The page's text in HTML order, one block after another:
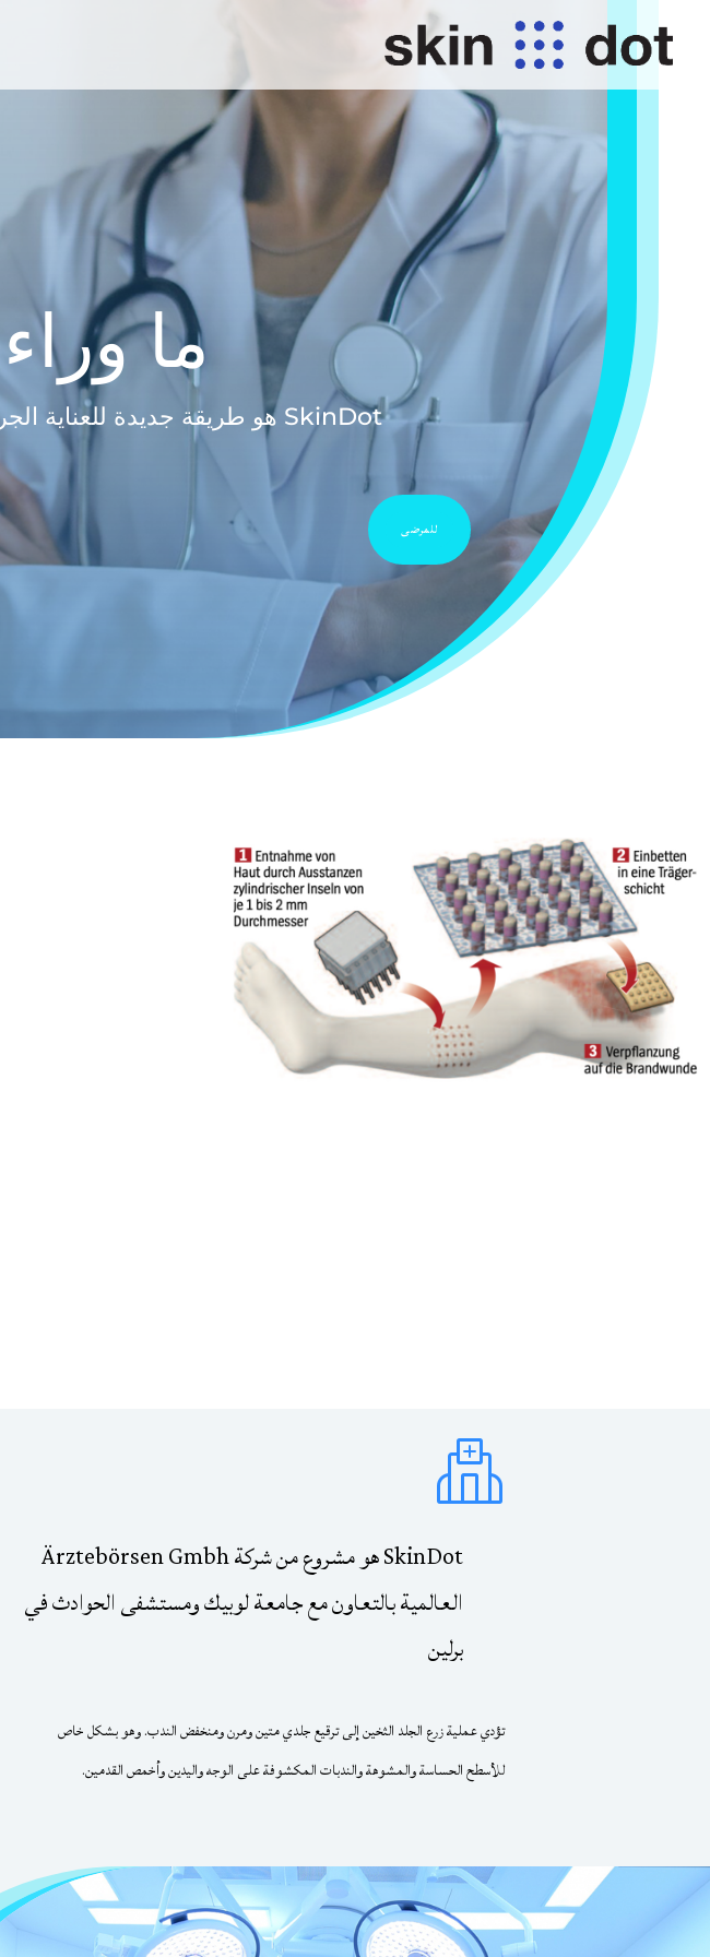
ما
SkinDot هو طريقة جديدة للعناية الجراحية بالجروح الحادة والمزمنة وتصحيح الند بات جراحيا
للمرضى
SkinDot هو مشروع من شركة Ärztebörsen Gmbh
العالمية بالتعاون مع جامعة لوبيك ومستشفى الحوادث في
برلين
تؤدي عملية زرع الجلد الثخين إلى ترقيع جلدي متين ومرن ومنخفض الندب. وهو بشكل خاص
للأسطح الحساسة والمشوهة والندبات المكشوفة على الوجه واليدين وأخمص القدمين.